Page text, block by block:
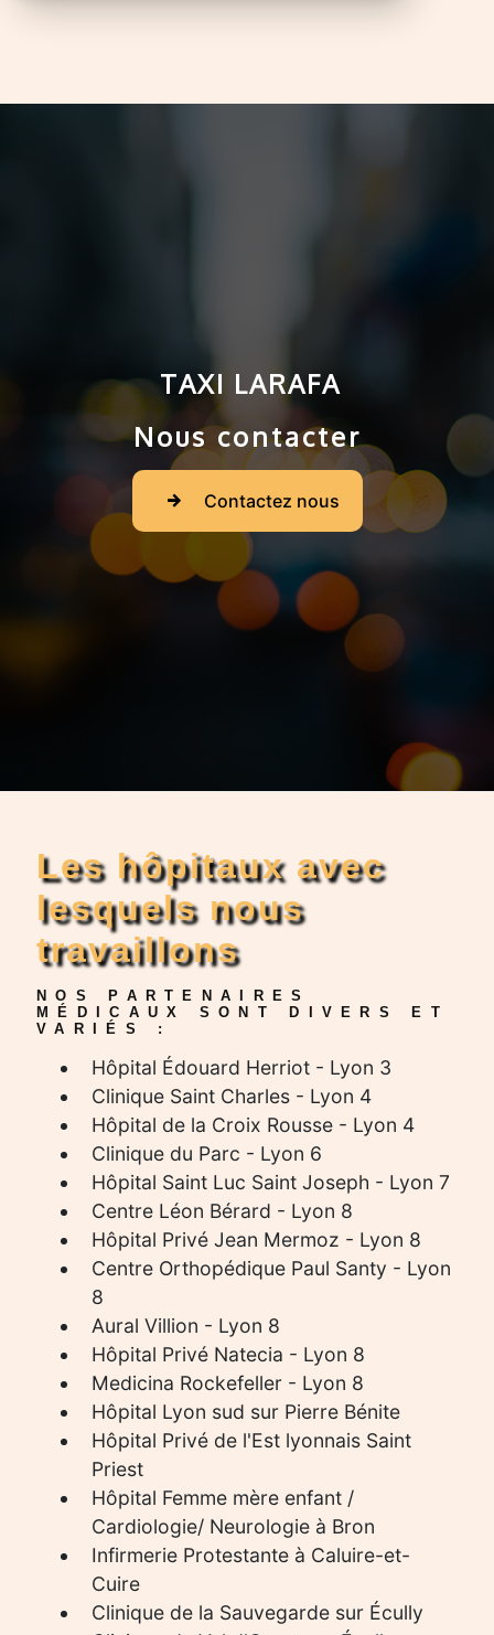
TAXI LARAFA
Nous contacter
Contactez nous
Les hôpitaux avec
lesquels nous
travaillons
NOS PARTENAIRES
MÉDICAUX SONT DIVERS ET
VARIÉS :
Hôpital Édouard Herriot - Lyon 3
Clinique Saint Charles - Lyon 4
Hôpital de la Croix Rousse - Lyon 4
Clinique du Parc - Lyon 6
Hôpital Saint Luc Saint Joseph - Lyon 7
Centre Léon Bérard - Lyon 8
Hôpital Privé Jean Mermoz - Lyon 8
Centre Orthopédique Paul Santy - Lyon
8
Aural Villion - Lyon 8
Hôpital Privé Natecia - Lyon 8
Medicina Rockefeller - Lyon 8
Hôpital Lyon sud sur Pierre Bénite
Hôpital Privé de l'Est lyonnais Saint
Priest
Hôpital Femme mère enfant /
Cardiologie/ Neurologie à Bron
Infirmerie Protestante à Caluire-et-
Cuire
Clinique de la Sauvegarde sur Écully